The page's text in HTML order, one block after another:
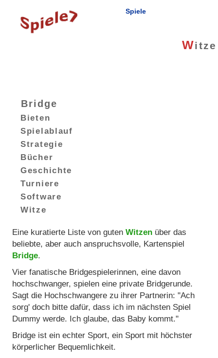
Spiele
Witze
Bridge
Bieten
Spielablauf
Strategie
Bücher
Geschichte
Turniere
Software
Witze
Eine kuratierte Liste von gutenWitzen über das
beliebte, aber auch anspruchsvolle, Kartenspiel
Bridge.
Vier fanatische Bridgespielerinnen, eine davon
hochschwanger, spielen eine private Bridgerunde.
Sagt die Hochschwangere zu ihrer Partnerin: "Ach
sorg' doch bitte dafür, dass ich im nächsten Spiel
Dummy werde. Ich glaube, das Baby kommt."
Bridge ist ein echter Sport, ein Sport mit höchster
körperlicher Bequemlichkeit.